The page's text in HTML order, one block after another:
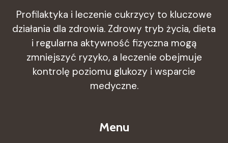
KONTROLOWAĆ
CUKRU
WE
KRWI.
Profilaktyka i leczenie cukrzycy to kluczowe
działania dla zdrowia. Zdrowy tryb życia, dieta
i regularna aktywność fizyczna mogą
zmniejszyć ryzyko, a leczenie obejmuje
kontrolę poziomu glukozy i wsparcie
medyczne.
Menu